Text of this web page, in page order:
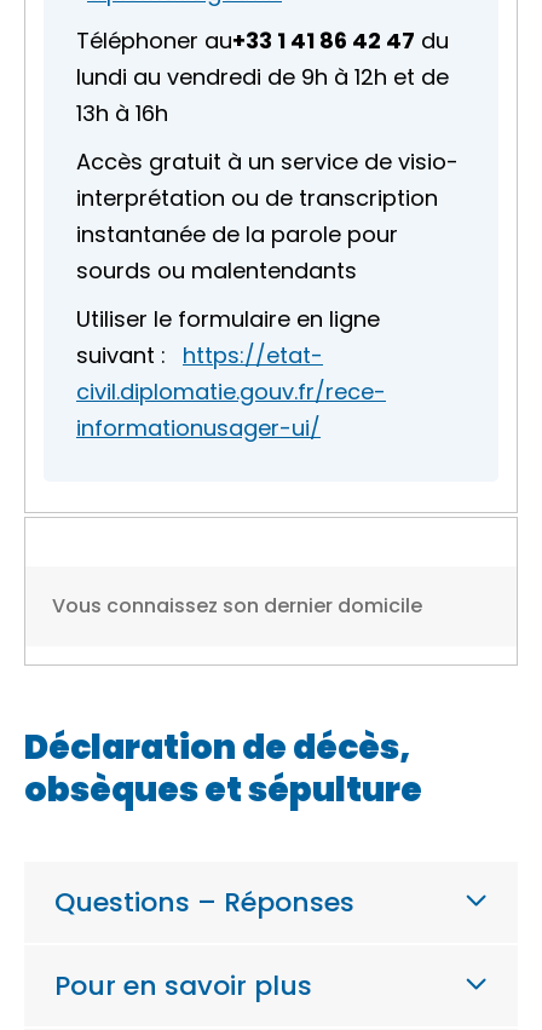
Téléphoner au+33 1 41 86 42 47 du
lundi au vendredi de 9h à 12h et de
13h à 16h
Accès gratuit à un service de visio-
interprétation ou de transcription
instantanée de la parole pour
sourds ou malentendants
Utiliser le formulaire en ligne
suivant :
https://etat-
civil.diplomatie.gouv.fr/rece-
informationusager-ui/
Vous connaissez son dernier domicile
Déclaration de décès,
obsèques et sépulture
Questions – Réponses
Pour en savoir plus